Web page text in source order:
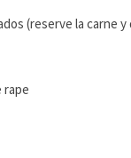
(reserve la carne
rape